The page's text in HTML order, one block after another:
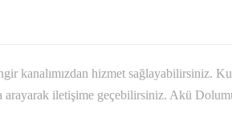
kanalımızdan hizmet sağlayabilirsiniz.
arayarak iletişime geçebilirsiniz. Akü